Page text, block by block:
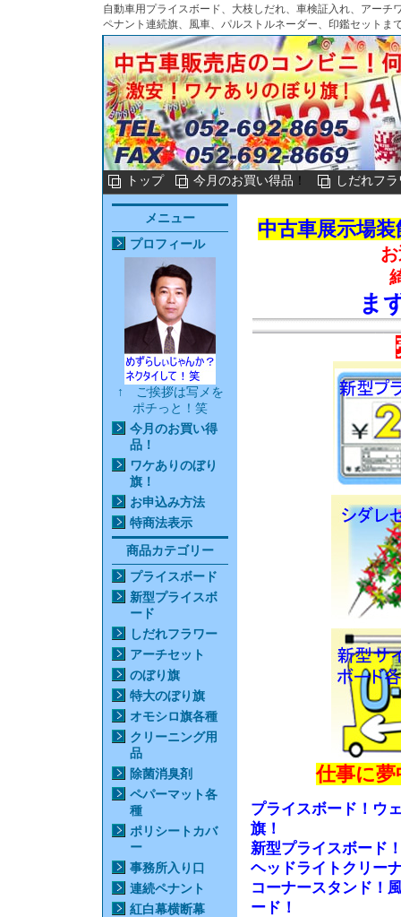
自動車用プライスボード、大枝しだれ、車検証入れ、アー
ペナント連続旗、風車、パルストルネーダー、印鑑セット
トップ 今月のお買い得品 ！ しだれフ
中古車展示場
ま
仕事に
プライスボード！ウ
旗！
新型プライスボード
ヘッドライトクリー
コーナースタンド！
ード！
メニュー
プロフィール
↑ ご挨拶は写メを
ポチっと！笑
今月のお買い得
品 ！
ワケありのぼり
旗！
お申込み方法
特商法表示
商品カテゴリー
プライスボード
新型プライスボ
ード
しだれフラワー
アーチセット
のぼり旗
特大のぼり旗
オモシロ旗各種
クリーニング用
品
除菌消臭剤
ペパーマット各
種
ポリシートカバ
ー
事務所入り口
連続ペナント
紅白幕横断幕